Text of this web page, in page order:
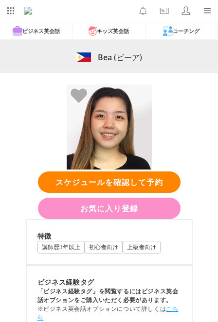
ビジネス英会話 キッズ英会話 コーチング
Bea (ビーア)
スケジュールを確認して予約
お気に入り登録
特徴
講師歴3年以上 初心者向け 上級者向け
ビジネス経験タグ
「ビジネス経験タグ」を閲覧するにはビジネス英会
話オプションをご購入いただく必要があります。
※ビジネス英会話オプションについて詳しくはこち
ら